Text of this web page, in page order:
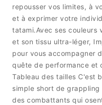
repousser vos limites, à
et à exprimer votre
tatami.Avec ses couleurs
et son tissu ultra-léger,
pour vous accompagner
quête de performance et
Tableau des tailles C'est
simple short de grappling
des combattants qui